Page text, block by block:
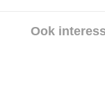
Ook